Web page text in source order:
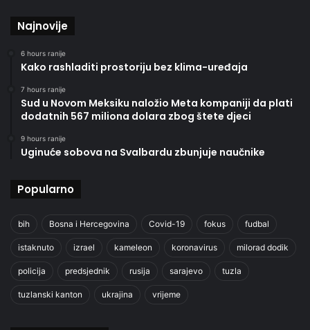
Najnovije
6 hours ranije
Kako rashladiti prostoriju bez klima-uređaja
7 hours ranije
Sud u Novom Meksiku naložio Meta kompaniji da plati
dodatnih 567 miliona dolara zbog štete djeci
9 hours ranije
Uginuće sobova na Svalbardu zbunjuje naučnike
Popularno
bih Bosna i Hercegovina Covid-19 fokus fudbal
istaknuto izrael kameleon koronavirus milorad dodik
policija predsjednik rusija sarajevo tuzla
tuzlanski kanton ukrajina vrijeme